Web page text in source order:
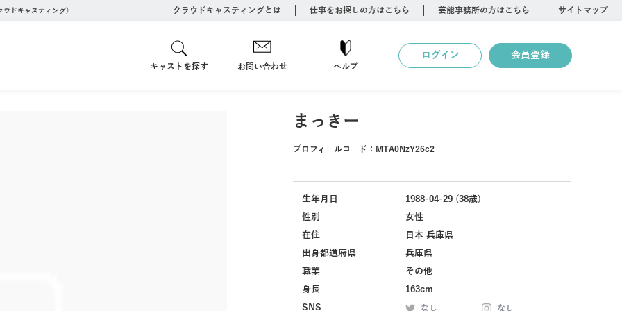
ドキャスティング） クラウドキャスティングとは 仕事をお探しの方はこちら 芸能事務所の方はこちら サイトマップ
キャストを探す お問い合わせ ヘルプ
ログイン 会員登録
まっきー
プロフィールコード： MTA0NzY26c2
生年月日
1988-04-29 (38歳)
性別
女性
在住
日本 兵庫県
出身都道府県
兵庫県
職業
その他
身長
163cm
SNS
なし なし